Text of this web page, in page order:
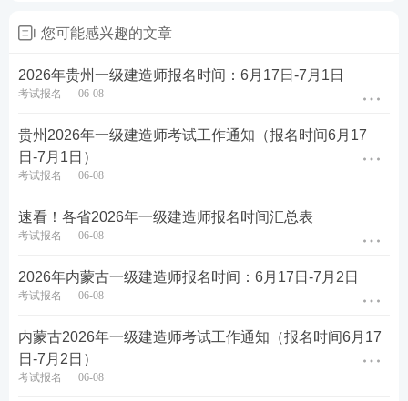
(六)准考证打印时间：2026年9月4日-9月13日登录中
考证;
国人事考试网通知为准，届时登录中国人事考试网“成
绩查询”栏目http://link.233.com/25849/examfront/scor
心负责受理，需要成绩核查的考生，可在成绩公布后
(八)考后现场核查时间、证书发放时间及方式以“福建
管理—执业注册—资格考试”栏目通知为准。
您可能感兴趣的文章
2026年贵州一级建造师报名时间：6月17日-7月1日
考试报名 06-08
贵州2026年一级建造师考试工作通知（报名时间6月17
日-7月1日）
考试报名 06-08
速看！各省2026年一级建造师报名时间汇总表
考试报名 06-08
2026年内蒙古一级建造师报名时间：6月17日-7月2日
考试报名 06-08
内蒙古2026年一级建造师考试工作通知（报名时间6月17
日-7月2日）
考试报名 06-08